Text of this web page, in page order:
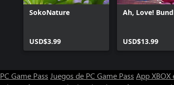
SokoNature
USD$3.99
Ah, Love!
USD$13.99
PC Game Pass Juegos de PC Game Pass App XBOX